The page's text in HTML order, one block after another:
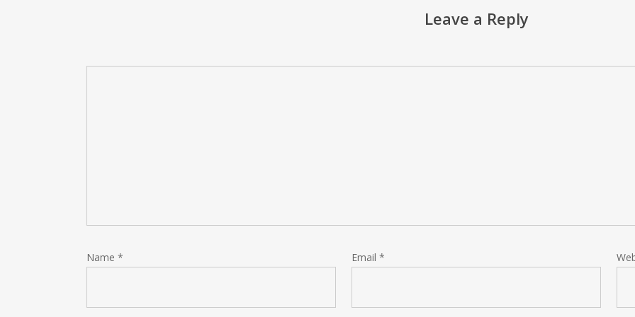
Leave a Reply
Name * Email *